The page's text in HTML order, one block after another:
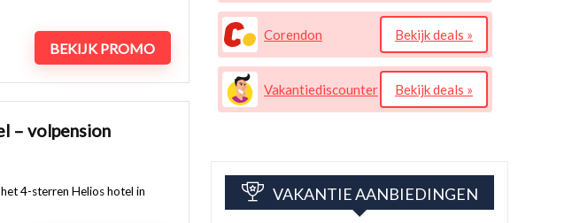
BEKIJK PROMO
– volpension
4-sterren Helios hotel in
Corendon Bekijk deals »
Vakantiediscounter Bekijk deals »
VAKANTIE AANBIEDINGEN